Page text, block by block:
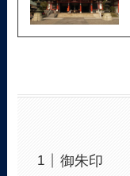
御朱印